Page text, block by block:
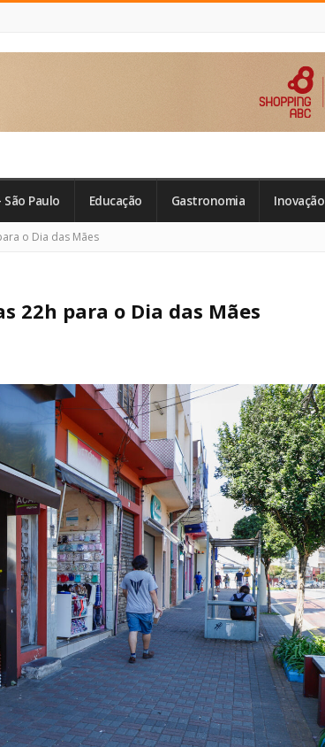
São Paulo Educação Gastronomia Inovação
o Dia das Mães
22h para o Dia das Mães